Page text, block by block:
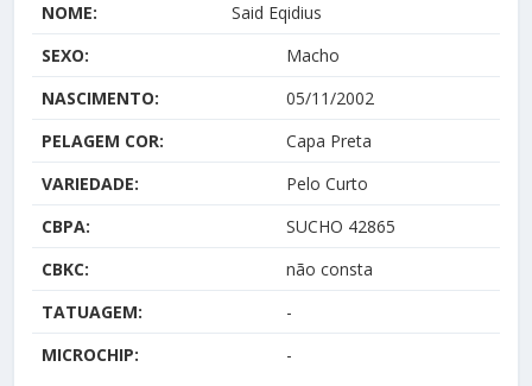
NOME:
Said Eqidius
SEXO:
Macho
NASCIMENTO:
05/11/2002
PELAGEM COR:
Capa Preta
VARIEDADE:
Pelo Curto
CBPA:
SUCHO 42865
CBKC:
não consta
TATUAGEM:
-
MICROCHIP:
-